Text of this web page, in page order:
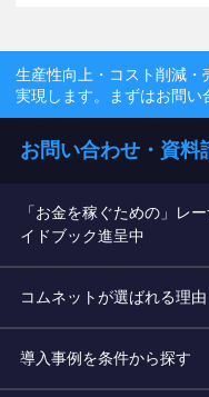
生産性向上・コスト削減・
実現します。まずはお問い
お問い合わせ・資料
「お金を稼ぐための」レ
イドブック進呈中
コムネットが選ばれる理由
導入事例を条件から探す